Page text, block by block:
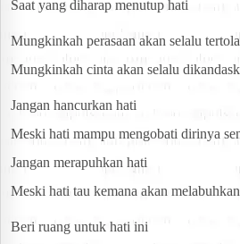
Saat yang diharap menutup hati
Mungkinkah perasaan akan selalu
Mungkinkah cinta akan selalu
Jangan hancurkan hati
Meski hati mampu mengobati dirinya
Jangan merapuhkan hati
Meski hati tau kemana akan
Beri ruang untuk hati ini